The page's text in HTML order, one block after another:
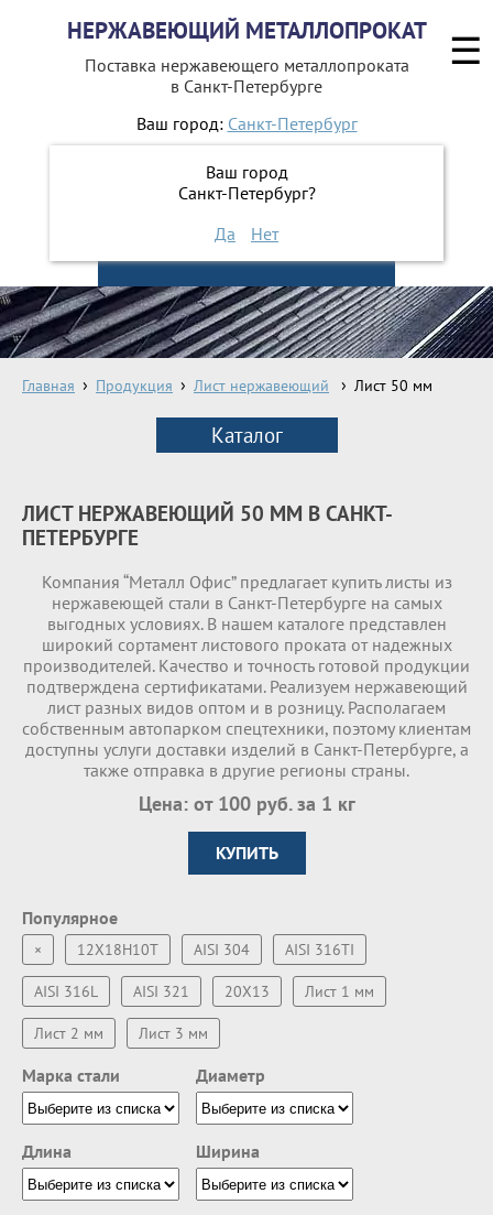
НЕРЖАВЕЮЩИЙ МЕТАЛЛОПРОКАТ
Поставка нержавеющего металлопроката
в Санкт-Петербурге
Ваш город: Санкт-Петербург
Ваш город
Санкт-Петербург?
Да
Нет
+7 (812)642-41-48
+7 (812)642-41-49
Главная Продукция Лист нержавеющий Лист 50 мм
Каталог
ЛИСТ НЕРЖАВЕЮЩИЙ 50 ММ В САНКТ-
ПЕТЕРБУРГЕ
Компания “Металл Офис” предлагает купить листы из
нержавеющей стали в Санкт-Петербурге на самых
выгодных условиях. В нашем каталоге представлен
широкий сортамент листового проката от надежных
производителей. Качество и точность готовой продукции
подтверждена сертификатами. Реализуем нержавеющий
лист разных видов оптом и в розницу. Располагаем
собственным автопарком спецтехники, поэтому клиентам
доступны услуги доставки изделий в Санкт-Петербурге, а
также отправка в другие регионы страны.
Цена: от 100 руб. за 1 кг
КУПИТЬ
Популярное
× 12Х18Н10Т AISI 304 AISI 316TI
AISI 316L AISI 321 20Х13 Лист 1 мм
Лист 2 мм Лист 3 мм
Марка стали Диаметр
Длина Ширина
☰